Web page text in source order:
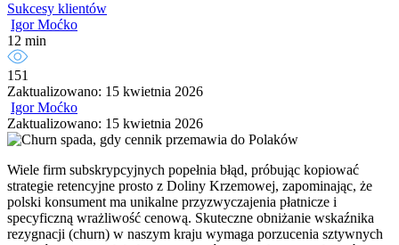
Sukcesy klientów
Igor Moćko
12 min
151
Zaktualizowano: 15 kwietnia 2026
Igor Moćko
Zaktualizowano: 15 kwietnia 2026
Wiele firm subskrypcyjnych popełnia błąd, próbując kopiować
strategie retencyjne prosto z Doliny Krzemowej, zapominając, że
polski konsument ma unikalne przyzwyczajenia płatnicze i
specyficzną wrażliwość cenową. Skuteczne obniżanie wskaźnika
rezygnacji (churn) w naszym kraju wymaga porzucenia sztywnych